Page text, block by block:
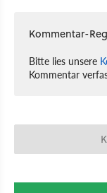
Kommentar-
Bitte lies unsere
Kommentar